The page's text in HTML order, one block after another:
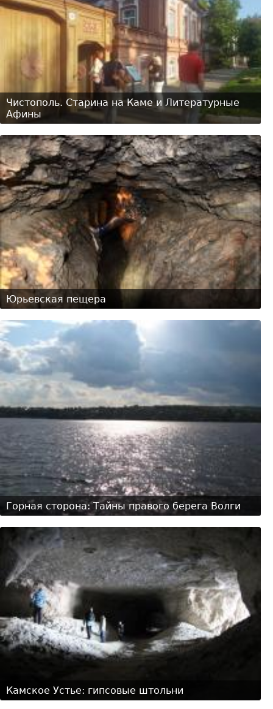
Чистополь. Старина на Каме и Литературные
Афины
Юрьевская пещера
Горная сторона: Тайны правого берега Волги
Камское Устье: гипсовые штольни